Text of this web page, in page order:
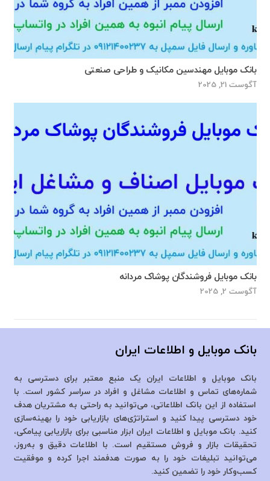
بانک موبایل مهندسین مکانیک و طراحی صنعتی
آگوست 21, 2025
بانک موبایل فروشندگان پوشاک مردانه
آگوست 2, 2025
بانک موبایل و اطلاعات ایران
بانک موبایل و اطلاعات ایران یک منبع معتبر برای دسترسی به
شماره‌های تماس و اطلاعات مشاغل و افراد در سراسر کشور است. با
استفاده از این بانک اطلاعاتی، می‌توانید به راحتی به مشتریان هدف
خود دسترسی پیدا کنید و استراتژی‌های بازاریابی خود را بهینه‌سازی
کنید. بانک موبایل و اطلاعات ایران ابزار مناسبی برای بازاریابی پیامکی،
تحقیقات بازار و فروش مستقیم است. با اطلاعات دقیق و به‌روز،
می‌توانید تبلیغات خود را به صورت هدفمند اجرا کرده و موفقیت
کسب‌وکار خود را تضمین کنید.